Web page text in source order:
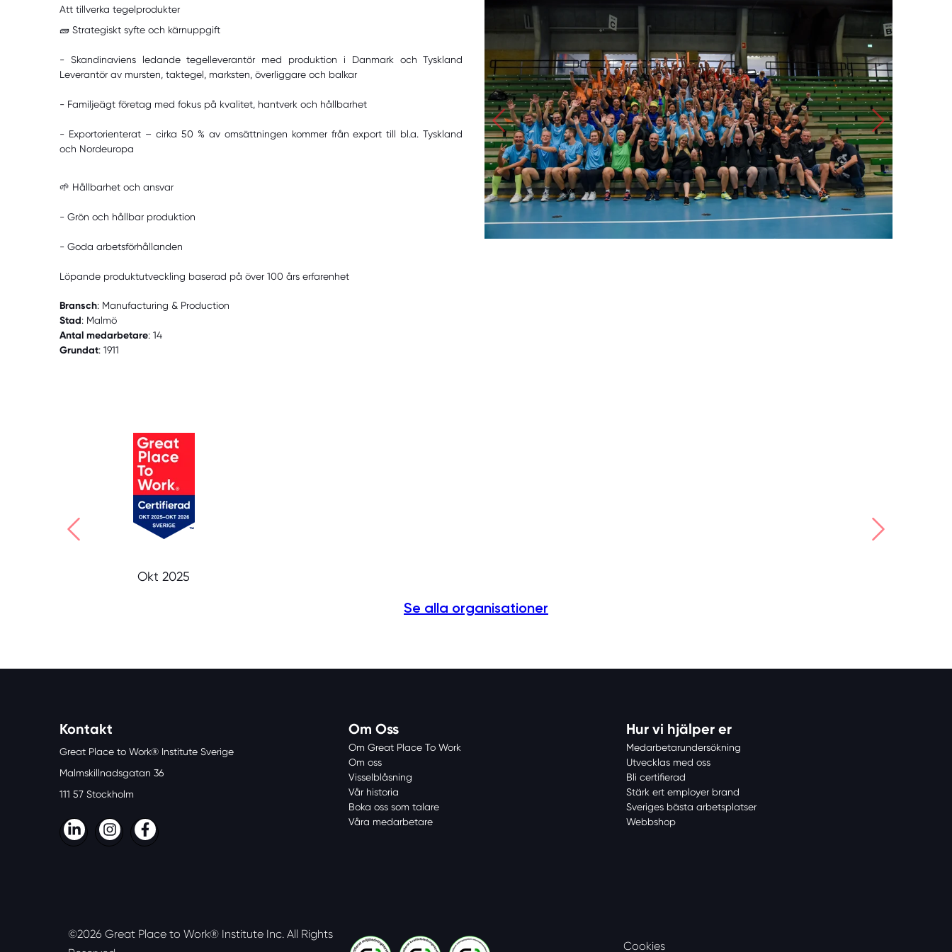
Att tillverka tegelprodukter
🧱 Strategiskt syfte och kärnuppgift
- Skandinaviens ledande tegelleverantör med produktion i Danmark och Tyskland
Leverantör av mursten, taktegel, marksten, överliggare och balkar
- Familjeägt företag med fokus på kvalitet, hantverk och hållbarhet
- Exportorienterat – cirka 50 % av omsättningen kommer från export till bl.a. Tyskland
och Nordeuropa
🌱 Hållbarhet och ansvar
- Grön och hållbar produktion
- Goda arbetsförhållanden
Löpande produktutveckling baserad på över 100 års erfarenhet
Bransch: Manufacturing & Production
Stad: Malmö
Antal medarbetare: 14
Grundat: 1911
Okt 2025
Se alla organisationer
Kontakt
Great Place to Work® Institute Sverige
Malmskillnadsgatan 36
111 57 Stockholm
Om Oss
Om Great Place To Work
Om oss
Visselblåsning
Vår historia
Boka oss som talare
Våra medarbetare
Hur vi hjälper er
Medarbetarundersökning
Utvecklas med oss
Bli certifierad
Stärk ert employer brand
Sveriges bästa arbetsplatser
Webbshop
©2026 Great Place to Work® Institute Inc. All Rights
Cookies